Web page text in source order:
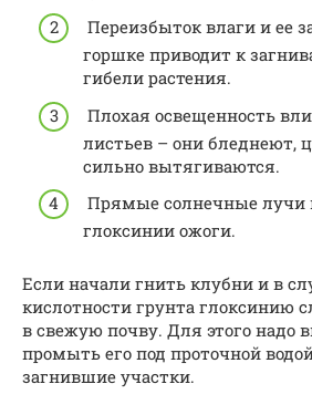
Переизбыток влаги и ее
горшке приводит к
гибели растения.
Плохая освещенность
листьев – они бледнеют,
сильно вытягиваются.
Прямые солнечные лучи
глоксинии ожоги.
Если начали гнить клубни и в
кислотности грунта глоксинию
в свежую почву. Для этого надо
промыть его под проточной
загнившие участки.